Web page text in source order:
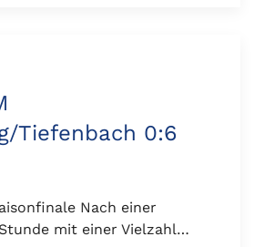
Tiefenbach 0:6
Nach einer
mit einer Vielzahl…